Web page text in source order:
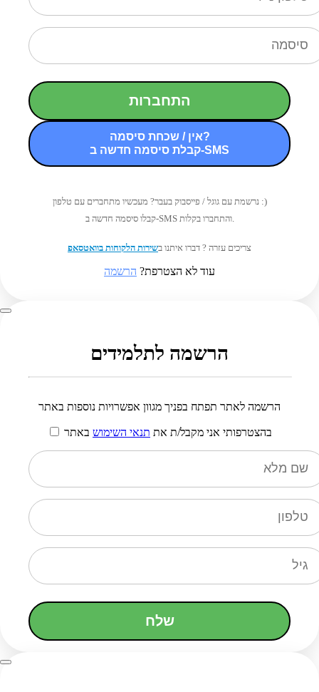
התחברות
אין / שכחת סיסמה?
קבלת סיסמה חדשה ב-SMS
נרשמת עם גוגל / פייסבוק בעבר? מעכשיו מתחברים עם טלפון :)
קבלו סיסמה חדשה ב-SMS והתחברו בקלות.
צריכים עזרה ? דברו איתנו בשירות הלקוחות בוואטסאפ
עוד לא הצטרפת? הרשמה
הרשמה לתלמידים
הרשמה לאתר תפתח בפניך מגוון אפשרויות נוספות באתר
בהצטרפותי אני מקבל/ת את תנאי השימוש באתר
שלח